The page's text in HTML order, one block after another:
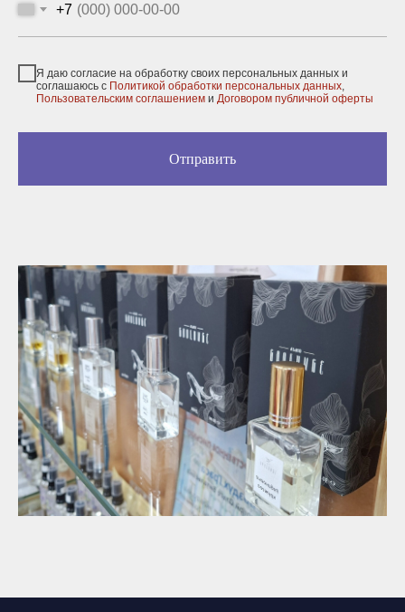
+7
Я даю согласие на обработку своих персональных данных и
соглашаюсь с Политикой обработки персональных данных
Пользовательским соглашением и Договором публичной оферты
Отправить